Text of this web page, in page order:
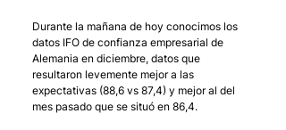
Durante la mañana de hoy conocimos los
datos IFO de confianza empresarial de
Alemania en diciembre, datos que
resultaron levemente mejor a las
expectativas (88,6 vs 87,4) y mejor al del
mes pasado que se situó en 86,4.